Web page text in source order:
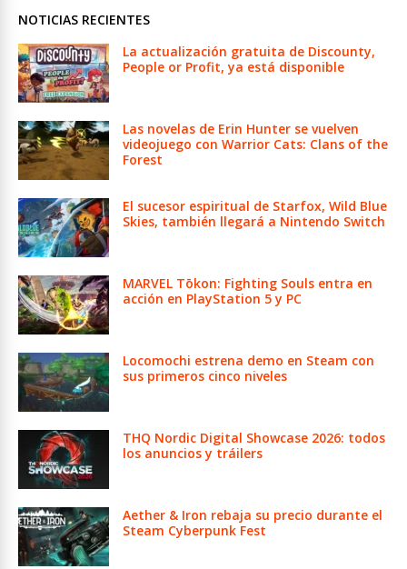
NOTICIAS RECIENTES
La actualización gratuita de Discounty,
People or Profit, ya está disponible
Las novelas de Erin Hunter se vuelven
videojuego con Warrior Cats: Clans of the
Forest
El sucesor espiritual de Starfox, Wild Blue
Skies, también llegará a Nintendo Switch
MARVEL Tōkon: Fighting Souls entra en
acción en PlayStation 5 y PC
Locomochi estrena demo en Steam con
sus primeros cinco niveles
THQ Nordic Digital Showcase 2026: todos
los anuncios y tráilers
Aether & Iron rebaja su precio durante el
Steam Cyberpunk Fest